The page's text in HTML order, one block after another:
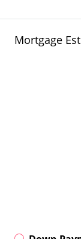
Mortgage